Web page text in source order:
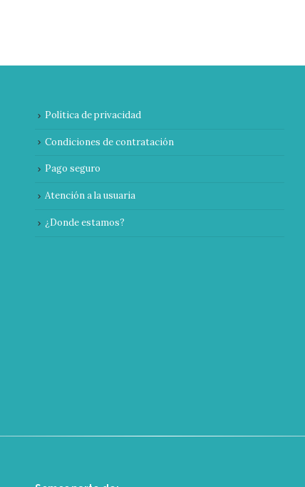
Política de privacidad
Condiciones de contratación
Pago seguro
Atención a la usuaria
¿Donde estamos?